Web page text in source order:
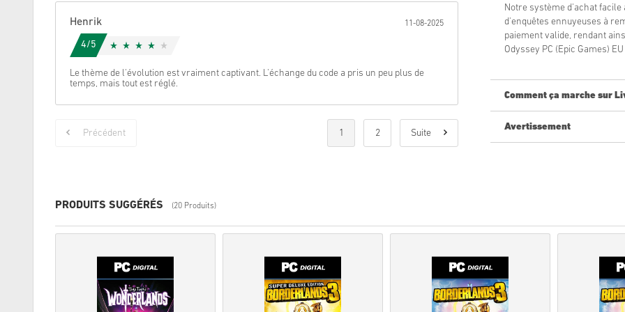
Henrik 11-08-2025
4/5
Le thème de l'évolution est vraiment captivant. L'échange du code a pris un peu plus de
temps, mais tout est réglé.
Précédent 1 2 Suite
Notre système d'achat facile
d'enquêtes ennuyeuses à
paiement valide, rendant
Odyssey PC (Epic Games)
Comment ça marche sur
Nouveau sur Livecards.net ?
Avertissement
Les achats considérés
Pour plus
Si vous rencontrez un
Ces codes
Ces codes n'ont pas de
Contenu téléchargeable
PRODUITS SUGGÉRÉS (20 Produits)